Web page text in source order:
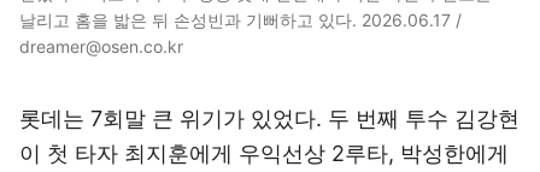
날리고 홈을 밟은 뒤 손성빈과 기뻐하고 있다. 2026.06.17 /
dreamer@osen.co.kr
롯데는 7회말 큰 위기가 있었다. 두 번째 투수 김강현
이 첫 타자 최지훈에게 우익선상 2루타, 박성한에게